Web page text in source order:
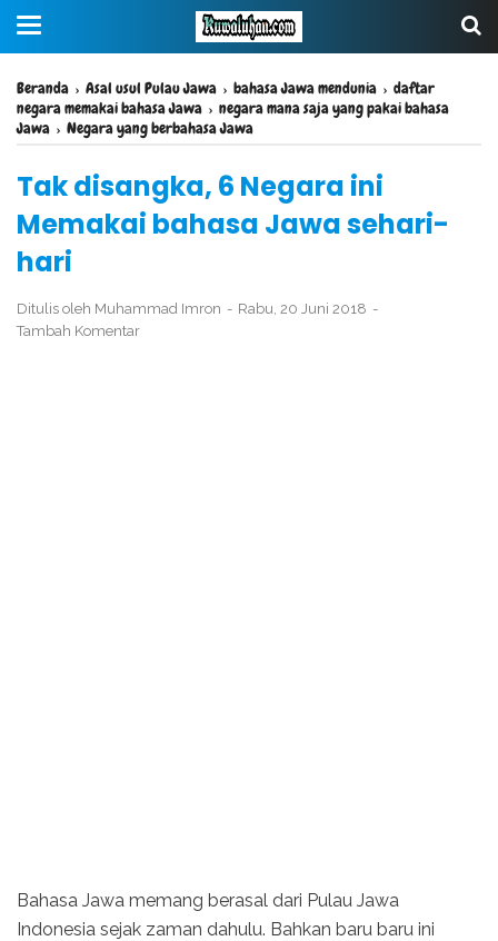
Beranda › Asal usul Pulau Jawa › bahasa Jawa mendunia › daftar
negara memakai bahasa Jawa › negara mana saja yang pakai bahasa
Jawa › Negara yang berbahasa Jawa
Tak disangka, 6 Negara ini
Memakai bahasa Jawa sehari-
hari
Ditulis oleh Muhammad Imron
Rabu, 20 Juni 2018
Tambah Komentar
Bahasa Jawa memang berasal dari Pulau Jawa
Indonesia sejak zaman dahulu. Bahkan baru baru ini